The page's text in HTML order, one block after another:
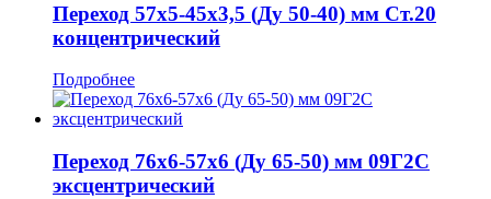
Переход 57x5-45x3,5 (Ду 50-40) мм Ст.20
концентрический
Подробнее
Переход 76x6-57x6 (Ду 65-50) мм 09Г2С
эксцентрический